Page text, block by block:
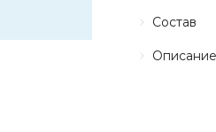
Описание
Состав